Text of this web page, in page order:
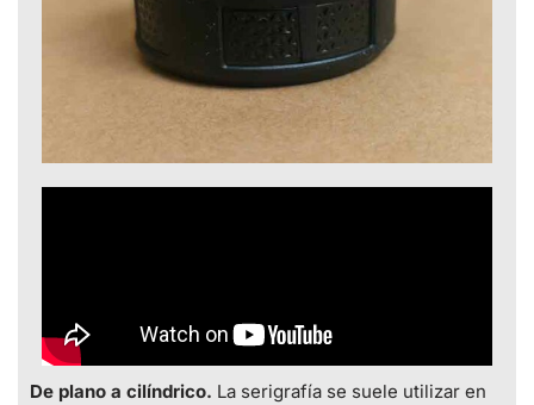
De plano a cilíndrico. La serigrafía se suele utilizar en